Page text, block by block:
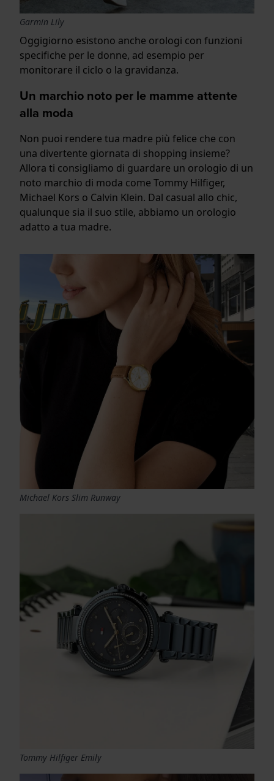
Garmin Lily
Oggigiorno esistono anche orologi con funzioni
specifiche per le donne, ad esempio per
monitorare il ciclo o la gravidanza.
Un marchio noto per le mamme attente
alla moda
Non puoi rendere tua madre più felice che con
una divertente giornata di shopping insieme?
Allora ti consigliamo di guardare un orologio di un
noto marchio di moda come Tommy Hilfiger,
Michael Kors o Calvin Klein. Dal casual allo chic,
qualunque sia il suo stile, abbiamo un orologio
adatto a tua madre.
Michael Kors Slim Runway
Tommy Hilfiger Emily